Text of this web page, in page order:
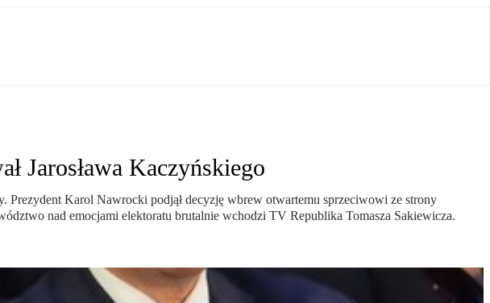
Jarosława Kaczyńskiego
Prezydent Karol Nawrocki podjął decyzję wbrew otwartemu sprzeciwowi ze strony
nad emocjami elektoratu brutalnie wchodzi TV Republika Tomasza Sakiewicza.